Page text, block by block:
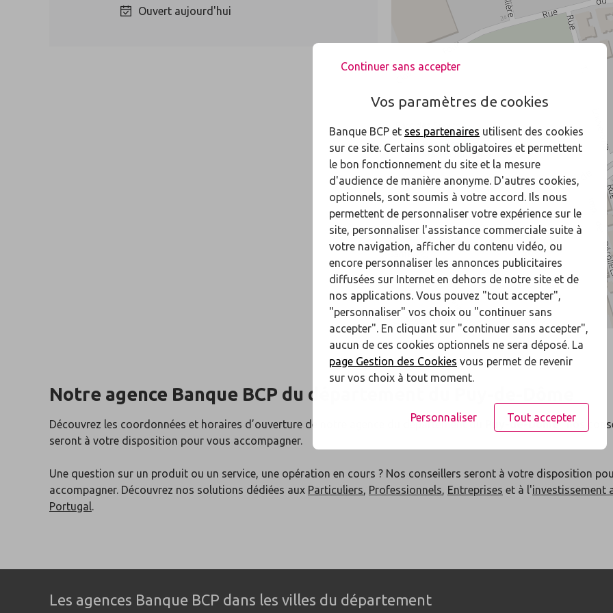
Ouvert aujourd'hui
Notre agence Banque BCP du département du
Découvrez les coordonnées et horaires d’ouverture de notre agence du département du Puy-de-Dôme: nos
seront à votre disposition pour vous accompagner.
Une question sur un produit ou un service, une opération en cours ? Nos conseillers seront à votre disposition
accompagner. Découvrez nos solutions dédiées aux Particuliers, Professionnels, Entreprises et à l'investissement
Portugal.
Les agences Banque BCP dans les villes du département
Continuer sans accepter
Vos paramètres de cookies
Banque BCP et ses partenaires utilisent des cookies
sur ce site. Certains sont obligatoires et permettent
le bon fonctionnement du site et la mesure
d'audience de manière anonyme. D'autres cookies,
optionnels, sont soumis à votre accord. Ils nous
permettent de personnaliser votre expérience sur le
site, personnaliser l'assistance commerciale suite à
votre navigation, afficher du contenu vidéo, ou
encore personnaliser les annonces publicitaires
diffusées sur Internet en dehors de notre site et de
nos applications. Vous pouvez "tout accepter",
"personnaliser" vos choix ou "continuer sans
accepter". En cliquant sur "continuer sans accepter",
aucun de ces cookies optionnels ne sera déposé. La
page Gestion des Cookies vous permet de revenir
sur vos choix à tout moment.
Personnaliser Tout accepter